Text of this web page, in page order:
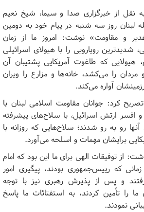
نقل از خبرگزاری صدا و سیما، شیخ نعیم
لبنان روز سه شنبه در پیام خود به دومین
و مقاومت» نوشت: امروز ما از زمان
رویارویی را با هیولای اسرائیلی
هیولایی که طاغوت آمریکایی پشتیبان آن
را می‌کشد، خانه‌ها و مزارع را ویران
آواره می‌کند.
کرد: جوانان مقاومت اسلامی لبنان با
سرباز و افسر ارتش اسرائیل، با سلاح‌های پیشرفته
رو به رو شدند؛ سلاح‌هایی که روزانه با
برایشان مهمات و اسلحه می‌آورد.
از توفیقات الهی برای ما این بود که امام
که رییس‌جمهوری بودند، پیگیری امور
و پس از پذیرش رهبری نیز با توجه
ما را تأمین کردند، به استفتائات ما پاسخ
نمودند.